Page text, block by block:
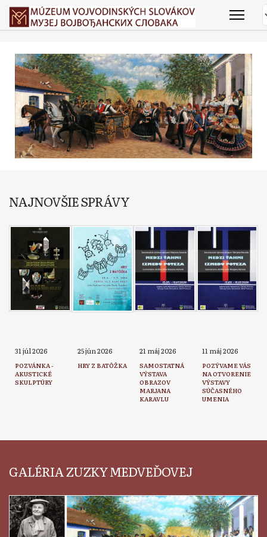
NAJNOVŠIE SPRÁVY
31 júl 2026
POZVÁNKA -
AKUSTICKÉ
SKULPTÚRY
25 jún 2026
HRY Z BATÔŽKA
21 máj 2026
SAMOSTATNÁ
VÝSTAVA
OBRAZOV
MARJANA
KARAVLU
11 máj 2026
POZÝVAME VÁS
NA OTVORENIE
VÝSTAVY
SÚČASNÉHO
UMENIA
GALÉRIA ZUZKY MEDVEĎOVEJ